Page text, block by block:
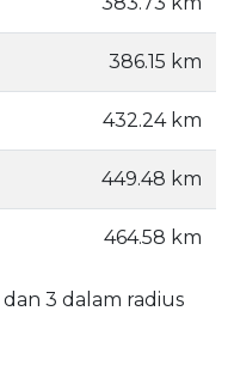
386.15 km
432.24 km
449.48 km
464.58 km
dan 3 dalam radius